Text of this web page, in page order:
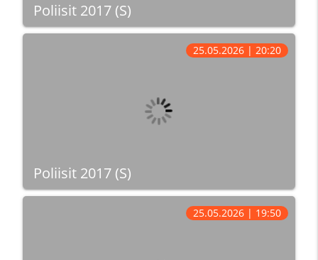
Poliisit 2017 (S)
Poliisit 2017 (S)
25.05.2026 | 20:20
25.05.2026 | 19:50